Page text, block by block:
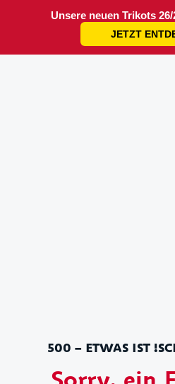
Unsere neuen Trikots
JETZT
500 – ETWAS IST